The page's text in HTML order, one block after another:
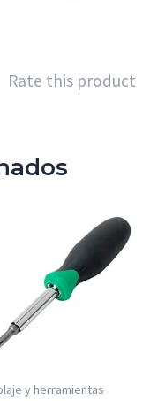
Rate this product
y herramientas